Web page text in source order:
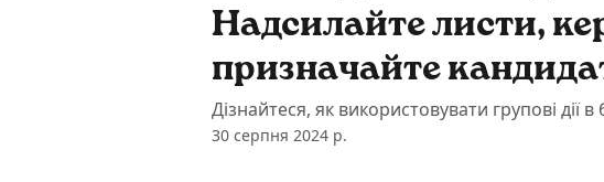
Надсилайте листи,
призначайте
Дізнайтеся, як використовувати групові дії в
30 серпня 2024 р.